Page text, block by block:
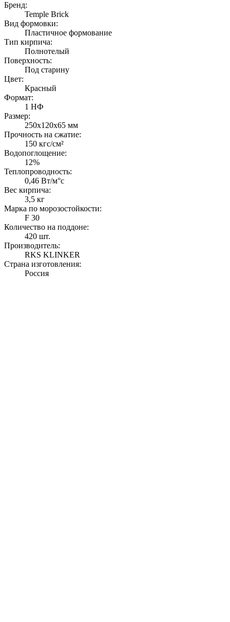
Бренд:
Temple Brick
Вид формовки:
Пластичное формование
Тип кирпича:
Полнотелый
Поверхность:
Под старину
Цвет:
Красный
Формат:
1 НФ
Размер:
250х120х65 мм
Прочность на сжатие:
150 кгс/см²
Водопоглощение:
12%
Теплопроводность:
0,46 Вт/м°с
Вес кирпича:
3,5 кг
Марка по морозостойкости:
F 30
Количество на поддоне:
420 шт.
Производитель:
RKS KLINKER
Страна изготовления:
Россия